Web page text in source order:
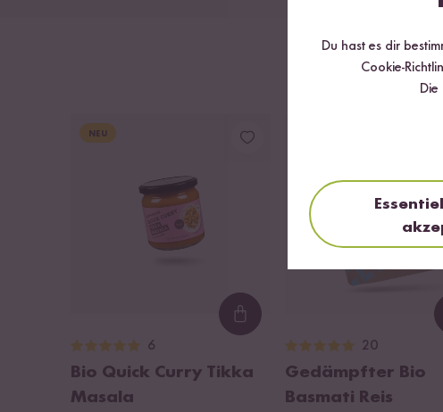
NEU
Loading...
6
Bio Quick Curry Tikka
Masala
20
Gedämpfter Bio
Basmati Reis
Du hast es dir
Cookie-